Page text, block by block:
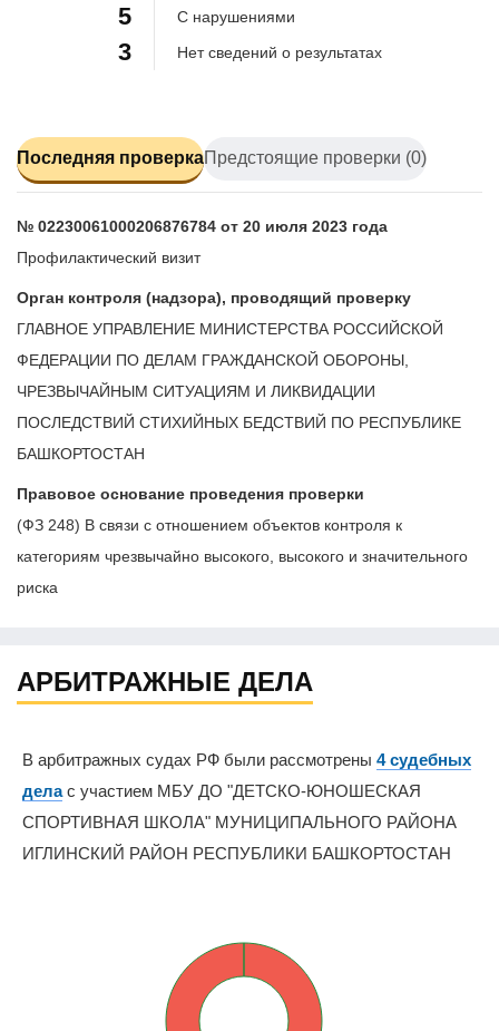
5
3
С нарушениями
Нет сведений о результатах
Последняя проверкаПредстоящие проверки (0)
№ 02230061000206876784 от 20 июля 2023 года
Профилактический визит
Орган контроля (надзора), проводящий проверку
ГЛАВНОЕ УПРАВЛЕНИЕ МИНИСТЕРСТВА РОССИЙСКОЙ
ФЕДЕРАЦИИ ПО ДЕЛАМ ГРАЖДАНСКОЙ ОБОРОНЫ,
ЧРЕЗВЫЧАЙНЫМ СИТУАЦИЯМ И ЛИКВИДАЦИИ
ПОСЛЕДСТВИЙ СТИХИЙНЫХ БЕДСТВИЙ ПО РЕСПУБЛИКЕ
БАШКОРТОСТАН
Правовое основание проведения проверки
(ФЗ 248) В связи с отношением объектов контроля к
категориям чрезвычайно высокого, высокого и значительного
риска
АРБИТРАЖНЫЕ ДЕЛА
В арбитражных судах РФ были рассмотрены 4 судебных
делас участием МБУ ДО "ДЕТСКО-ЮНОШЕСКАЯ
СПОРТИВНАЯ ШКОЛА" МУНИЦИПАЛЬНОГО РАЙОНА
ИГЛИНСКИЙ РАЙОН РЕСПУБЛИКИ БАШКОРТОСТАН